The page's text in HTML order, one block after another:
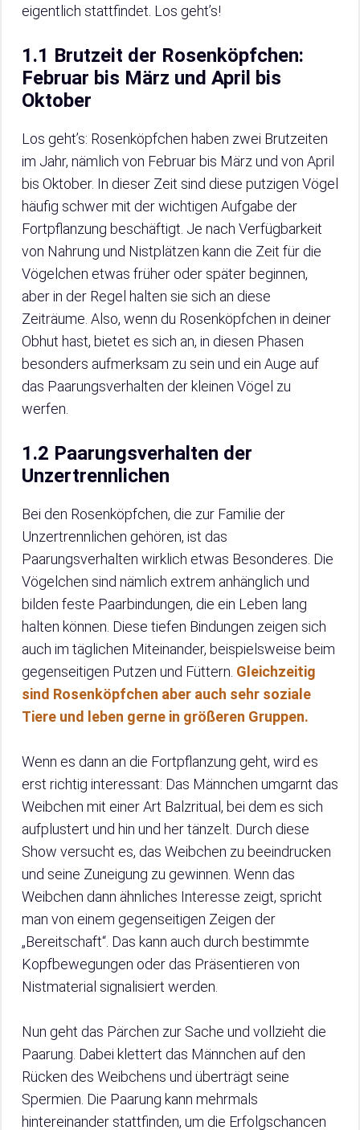
eigentlich stattfindet. Los geht’s!
1.1 Brutzeit der Rosenköpfchen:
Februar bis März und April bis
Oktober
Los geht’s: Rosenköpfchen haben zwei Brutzeiten
im Jahr, nämlich von Februar bis März und von April
bis Oktober. In dieser Zeit sind diese putzigen Vögel
häufig schwer mit der wichtigen Aufgabe der
Fortpflanzung beschäftigt. Je nach Verfügbarkeit
von Nahrung und Nistplätzen kann die Zeit für die
Vögelchen etwas früher oder später beginnen,
aber in der Regel halten sie sich an diese
Zeiträume. Also, wenn du Rosenköpfchen in deiner
Obhut hast, bietet es sich an, in diesen Phasen
besonders aufmerksam zu sein und ein Auge auf
das Paarungsverhalten der kleinen Vögel zu
werfen.
1.2 Paarungsverhalten der
Unzertrennlichen
Bei den Rosenköpfchen, die zur Familie der
Unzertrennlichen gehören, ist das
Paarungsverhalten wirklich etwas Besonderes. Die
Vögelchen sind nämlich extrem anhänglich und
bilden feste Paarbindungen, die ein Leben lang
halten können. Diese tiefen Bindungen zeigen sich
auch im täglichen Miteinander, beispielsweise beim
gegenseitigen Putzen und Füttern. Gleichzeitig
sind Rosenköpfchen aber auch sehr soziale
Tiere und leben gerne in größeren Gruppen.
Wenn es dann an die Fortpflanzung geht, wird es
erst richtig interessant: Das Männchen umgarnt das
Weibchen mit einer Art Balzritual, bei dem es sich
aufplustert und hin und her tänzelt. Durch diese
Show versucht es, das Weibchen zu beeindrucken
und seine Zuneigung zu gewinnen. Wenn das
Weibchen dann ähnliches Interesse zeigt, spricht
man von einem gegenseitigen Zeigen der
„Bereitschaft“. Das kann auch durch bestimmte
Kopfbewegungen oder das Präsentieren von
Nistmaterial signalisiert werden.
Nun geht das Pärchen zur Sache und vollzieht die
Paarung. Dabei klettert das Männchen auf den
Rücken des Weibchens und überträgt seine
Spermien. Die Paarung kann mehrmals
hintereinander stattfinden, um die Erfolgschancen